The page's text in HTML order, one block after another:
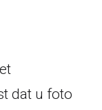
dat u foto